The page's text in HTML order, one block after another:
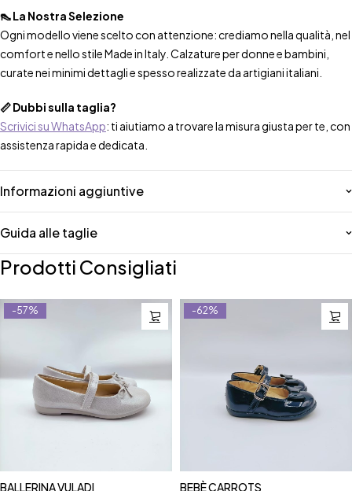
👠 La Nostra Selezione
Ogni modello viene scelto con attenzione: crediamo nella qualità, nel
comfort e nello stile Made in Italy. Calzature per donne e bambini,
curate nei minimi dettagli e spesso realizzate da artigiani italiani.
📏 Dubbi sulla taglia?
Scrivici su WhatsApp: ti aiutiamo a trovare la misura giusta per te, con
assistenza rapida e dedicata.
Informazioni aggiuntive
Guida alle taglie
Prodotti Consigliati
-57%
BALLERINA VULADI
-62%
BEBÈ CARROTS